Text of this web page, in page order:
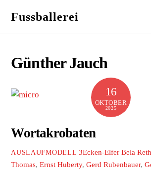
Fussballerei
Günther Jauch
16
OKTOBER
2025
Wortakrobaten
AUSLAUFMODELL 3Ecken-Elfer Bela
Thomas,Ernst Huberty,Gerd Rubenbauer,